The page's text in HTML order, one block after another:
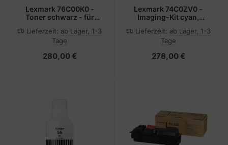
Lexmark 76C00K0 -
Toner schwarz - für
CX920, CX921, CX922,
CX923, CX924
Lieferzeit: ab Lager, 1-3
Tage
280,00 €
Lexmark 74C0ZV0 -
Imaging-Kit cyan,
C4150, CS720, CS725,
CS727, CS728, CX725,
XC4153
Lieferzeit: ab Lager, 1-3
Tage
278,00 €